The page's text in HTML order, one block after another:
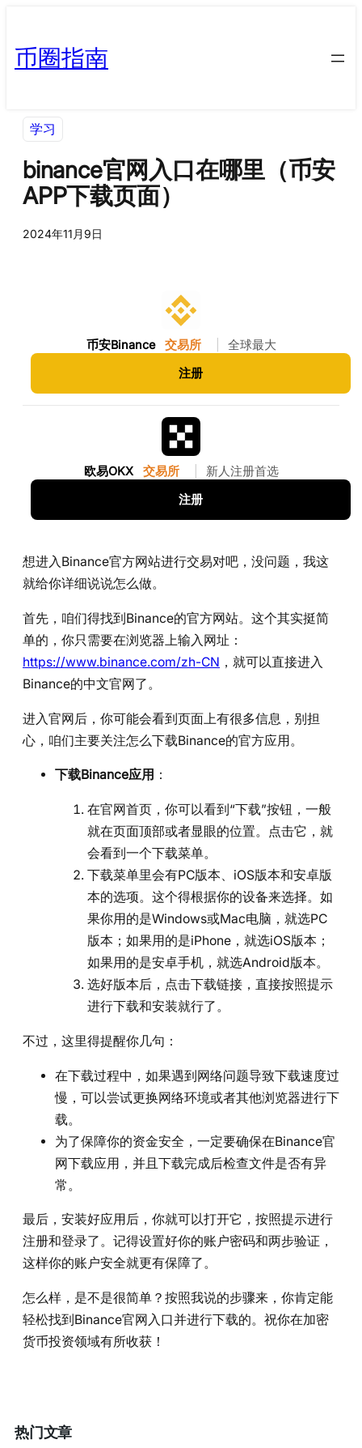
币圈指南
学习
binance官网入口在哪里（币安
APP下载页面）
2024年11月9日
币安Binance 交易所 全球最大
注册
欧易OKX 交易所 新人注册首选
注册
想进入Binance官方网站进行交易对吧，没问题，我这
就给你详细说说怎么做。
首先，咱们得找到Binance的官方网站。这个其实挺简
单的，你只需要在浏览器上输入网址：
https://www.binance.com/zh-CN ，就可以直接进入
Binance的中文官网了。
进入官网后，你可能会看到页面上有很多信息，别担
心，咱们主要关注怎么下载Binance的官方应用。
下载Binance应用 ：
在官网首页，你可以看到“下载”按钮，一般
就在页面顶部或者显眼的位置。点击它，就
会看到一个下载菜单。
下载菜单里会有PC版本、iOS版本和安卓版
本的选项。这个得根据你的设备来选择。如
果你用的是Windows或Mac电脑，就选PC
版本；如果用的是iPhone，就选iOS版本；
如果用的是安卓手机，就选Android版本。
选好版本后，点击下载链接，直接按照提示
进行下载和安装就行了。
不过，这里得提醒你几句：
在下载过程中，如果遇到网络问题导致下载速度过
慢，可以尝试更换网络环境或者其他浏览器进行下
载。
为了保障你的资金安全，一定要确保在Binance官
网下载应用，并且下载完成后检查文件是否有异
常。
最后，安装好应用后，你就可以打开它，按照提示进行
注册和登录了。记得设置好你的账户密码和两步验证，
这样你的账户安全就更有保障了。
怎么样，是不是很简单？按照我说的步骤来，你肯定能
轻松找到Binance官网入口并进行下载的。祝你在加密
货币投资领域有所收获！
热门文章